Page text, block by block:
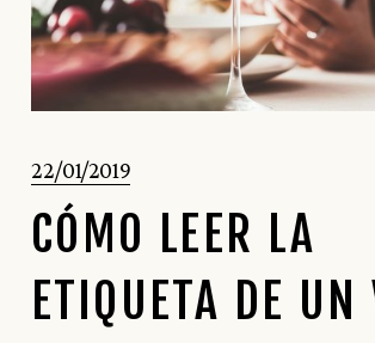
22/01/2019
CÓMO LEER LA
ETIQUETA DE UN